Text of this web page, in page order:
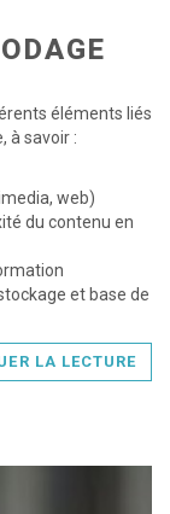
éléments liés
à savoir :
web)
du contenu en
et base de
LA LECTURE